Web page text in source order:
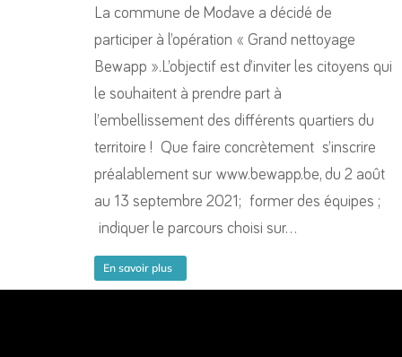
La commune de Modave a décidé de
participer à l’opération « Grand nettoyage
Bewapp ».L’objectif est d’inviter les citoyens qui
le souhaitent à prendre part à
l’embellissement des différents quartiers du
territoire ! Que faire concrètement s’inscrire
préalablement sur www.bewapp.be, du 2 août
au 13 septembre 2021; former des équipes ;
indiquer le parcours choisi sur…
En savoir plus